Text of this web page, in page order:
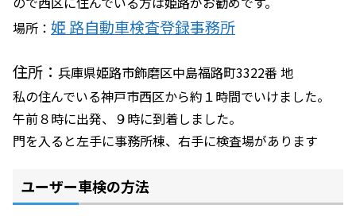
場所： 姫 路自動車検査登録事務所
住所： 兵庫県姫路市飾磨区中島福路町3322番 地
私の住んでいる神戸市西区から約１時間でいけました。
午前８時に出発、９時に到着しました。
門を入ると左手に事務所棟、右手に検査場があります
ユーザー車検の方法